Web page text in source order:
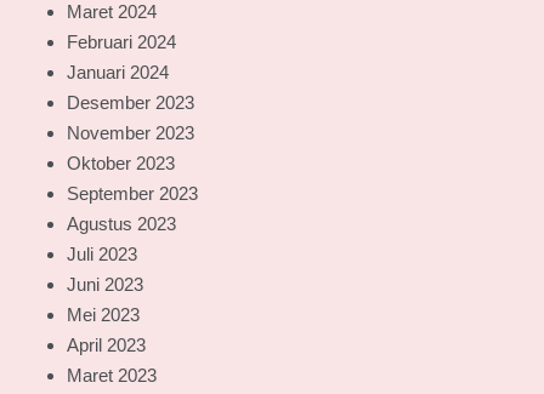
Maret 2024
Februari 2024
Januari 2024
Desember 2023
November 2023
Oktober 2023
September 2023
Agustus 2023
Juli 2023
Juni 2023
Mei 2023
April 2023
Maret 2023